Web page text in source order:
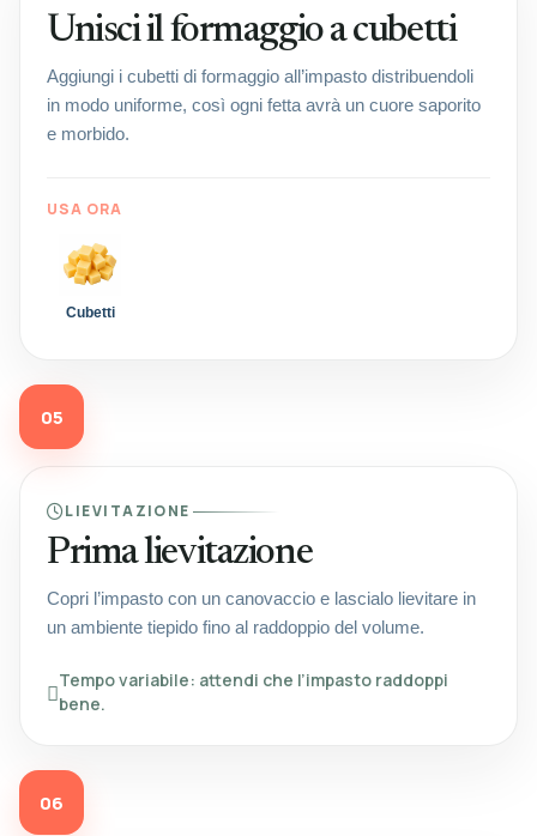
Unisci il formaggio a cubetti
Aggiungi i cubetti di formaggio all’impasto distribuendoli
in modo uniforme, così ogni fetta avrà un cuore saporito
e morbido.
USA ORA
Cubetti
05
LIEVITAZIONE
Prima lievitazione
Copri l’impasto con un canovaccio e lascialo lievitare in
un ambiente tiepido fino al raddoppio del volume.
Tempo variabile: attendi che l’impasto raddoppi
bene.
06